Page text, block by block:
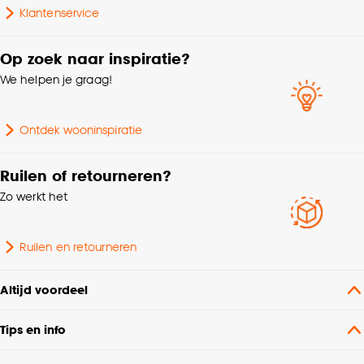
kan aanpassen, bekijk hiervoor onze
Klantenservice
Op zoek naar inspiratie?
We helpen je graag!
Ontdek wooninspiratie
Ruilen of retourneren?
Zo werkt het
Ruilen en retourneren
Altijd voordeel
Tips en info